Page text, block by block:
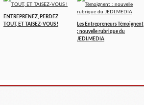
ENTREPRENEZ, PERDEZ
TOUT, ET TAISEZ-VOUS !
Les Entrepreneurs Témoignent
: nouvelle rubrique du
JEDI.MEDIA